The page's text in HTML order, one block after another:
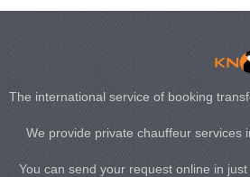
The international service of booking
We provide private chauffeur services
You can send your request online in